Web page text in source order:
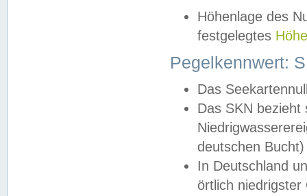
Höhenlage des
festgelegtes
Pegelkennwert:
Das
Das SKN
deutschen
In Deutschland
örtlich